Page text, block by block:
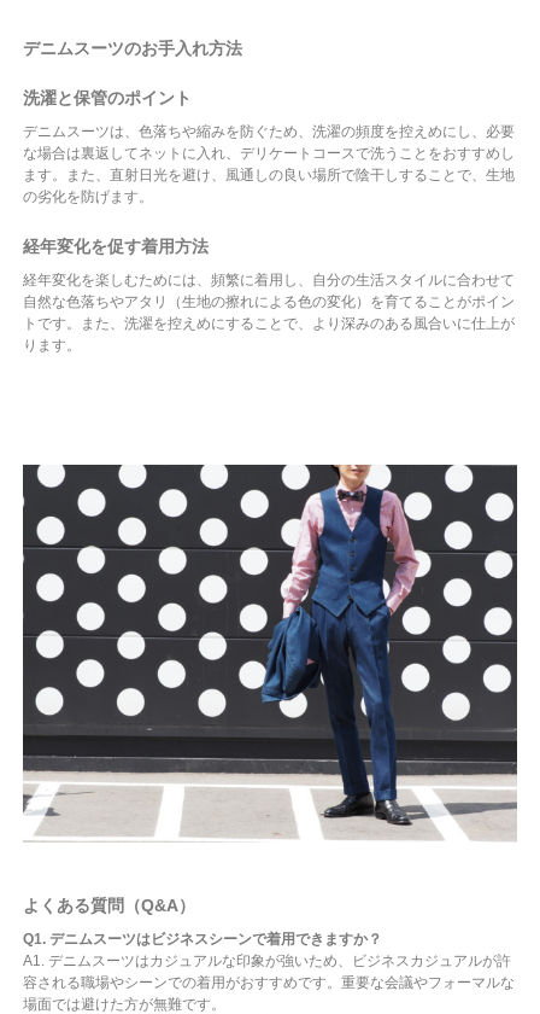
デニムスーツのお手入れ方法
洗濯と保管のポイント
デニムスーツは、色落ちや縮みを防ぐため、洗濯の頻度を控えめにし、必要
な場合は裏返してネットに入れ、デリケートコースで洗うことをおすすめし
ます。また、直射日光を避け、風通しの良い場所で陰干しすることで、生地
の劣化を防げます。
経年変化を促す着用方法
経年変化を楽しむためには、頻繁に着用し、自分の生活スタイルに合わせて
自然な色落ちやアタリ（生地の擦れによる色の変化）を育てることがポイン
トです。また、洗濯を控えめにすることで、より深みのある風合いに仕上が
ります。
よくある質問（Q&A）
Q1. デニムスーツはビジネスシーンで着用できますか？
A1. デニムスーツはカジュアルな印象が強いため、ビジネスカジュアルが許
容される職場やシーンでの着用がおすすめです。重要な会議やフォーマルな
場面では避けた方が無難です。